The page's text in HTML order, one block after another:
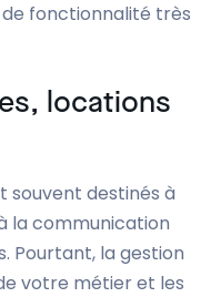
fonctionnalité très
locations
souvent destinés à
la communication
Pourtant, la gestion
votre métier et les